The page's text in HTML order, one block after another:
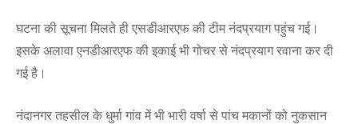
घटना की सूचना मिलते ही एसडीआरएफ की टीम नंदप्रयाग पहुंच गई।
इसके अलावा एनडीआरएफ की इकाई भी गोचर से नंदप्रयाग रवाना कर दी
गई है।
नंदानगर तहसील के धुर्मा गांव में भी भारी वर्षा से पांच मकानों को नुकसान